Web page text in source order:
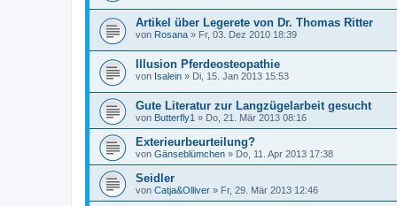
Artikel über Legerete von Dr. Thomas Ritter
von Rosana » Fr, 03. Dez 2010 18:39
Illusion Pferdeosteopathie
von Isalein » Di, 15. Jan 2013 15:53
Gute Literatur zur Langzügelarbeit gesucht
von Butterfly1 » Do, 21. Mär 2013 08:16
Exterieurbeurteilung?
von Gänseblümchen » Do, 11. Apr 2013 17:38
Seidler
von Catja&Olliver » Fr, 29. Mär 2013 12:46